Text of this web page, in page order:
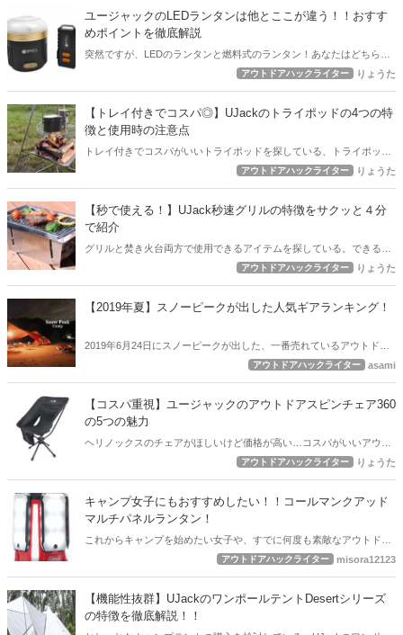
私の経験も含めての執筆させていただきます。
ユージャックのLEDランタンは他とここが違う！！おすす
めポイントを徹底解説
突然ですが、LEDのランタンと燃料式のランタン！あなたはどちら派
ですか？それぞれいいところがあり、こだわりが出てくるのがランタ
ンを紹介します。メーカーさんの細かいこだわりや心配りが感じられ
るランタンですよ。ぜひ、記事をチェックしてみてくださいね。
アウトドアハックライター りょうた
【トレイ付きでコスパ◎】UJackのトライポッドの4つの特
徴と使用時の注意点
トレイ付きでコスパがいいトライポッドを探している、トライポッド
を使ってキャンプの雰囲気をより楽しみたいけど、金銭的な面で購入
がUJackのトライポッド！本記事では、こちらの商品について紹介を
しています。上記のような方は、ぜひ記事をチェックしてみてくださ
いね。
アウトドアハックライター りょうた
【秒で使える！】UJack秒速グリルの特徴をサクッと４分
で紹介
グリルと焚き火台両方で使用できるアイテムを探している。できるだ
け組み立てや片づけが、簡単なものがいいな。こんなキャンパーさん
うことができるグリルで、焚き火台としても使用することができます
よ。上記のような悩みを持っている方は、ぜひ記事をチェックしてみ
アウトドアハックライター りょうた
【2019年夏】スノーピークが出した人気ギアランキング！
2019年6月24日にスノーピークが出した、一番売れているアウトドア
ギアのランキングが発表されました。今スノーピークでは何が売れて
着商品も気になります！さっそく見ていきましょう。
アウトドアハックライター asami
【コスパ重視】ユージャックのアウトドアスピンチェア360
の5つの魅力
ヘリノックスのチェアがほしいけど価格が高い…コスパがいいアウト
ドアチェアはないだろうか。本記事では、こんなキャンパーさんの疑
力を紹介します。回転式のチェアで耐荷重が150kg、それでいてお値
段4,000円前後とコスパ良すぎなアイテムです。ヘリノックスのチェア
の購入を検討している方は、ぜひ記事をご覧くださいね。
アウトドアハックライター りょうた
キャンプ女子にもおすすめしたい！！コールマンクアッド
マルチパネルランタン！
これからキャンプを始めたい女子や、すでに何度も素敵なアウトドア
体験をしているキャンプ女子にも、是非おすすめしたいLEDランタ
らしい進化を続けてきた商品Colemanクアッドマルチパネルランタン
です。
アウトドアハックライター misora12123
【機能性抜群】UJackのワンポールテントDesertシリーズ
の特徴を徹底解説！！